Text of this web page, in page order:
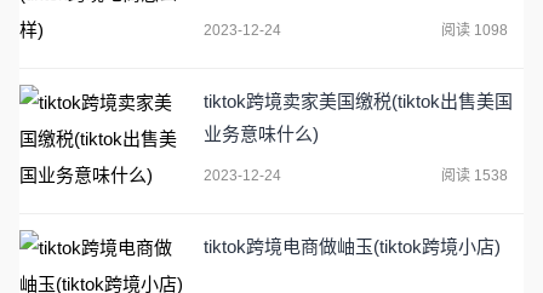
2023-12-24 阅读 1098
tiktok跨境卖家美国缴税(tiktok出售美国
业务意味什么)
2023-12-24 阅读 1538
tiktok跨境电商做岫玉(tiktok跨境小店)